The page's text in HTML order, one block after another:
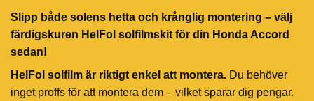
Slipp både solens hetta och krånglig montering – välj
färdigskuren HelFol solfilmskit för din Honda Accord
sedan!
HelFol solfilm är riktigt enkel att montera. Du behöver
inget proffs för att montera dem – vilket sparar dig pengar.